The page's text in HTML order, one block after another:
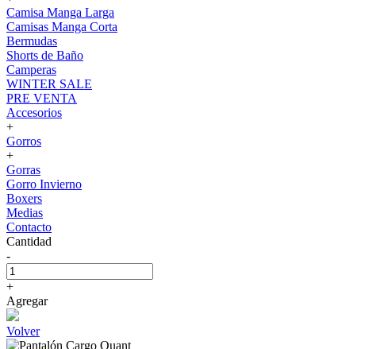
Camisa Manga Larga
Camisas Manga Corta
Bermudas
Shorts de Baño
Camperas
WINTER SALE
PRE VENTA
Accesorios
+
Gorros
+
Gorras
Gorro Invierno
Boxers
Medias
Contacto
Cantidad
-
+
Agregar
Volver